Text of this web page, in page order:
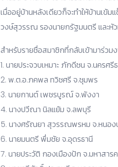
เมื่ออยู่บ้านหลังเดียวก็จะทำให้บ้านเข้
วงษ์สุวรรณ รองนายกรัฐมนตรี และหั
สำหรับรายชื่อสมาชิกที่กลับเข้ามาร่ว
1. นายประจวบเหมาะ ภักดีชน จ.นครศรี
2. พ.ต.อ.ภคพล ทวิชศรี จ.ชุมพร
3. นายกานต์ เพชรบูรณ์ จ.พังงา
4. นางปวีณา นิลแย้ม จ.ลพบุรี
5. นางศรัณยา สุวรรณพรหม จ.หนอง
6. นายมนตรี พึ่มชัย จ.อุดรธานี
7. นายประวัติ กองเมืองปัก จ.มหาสาร